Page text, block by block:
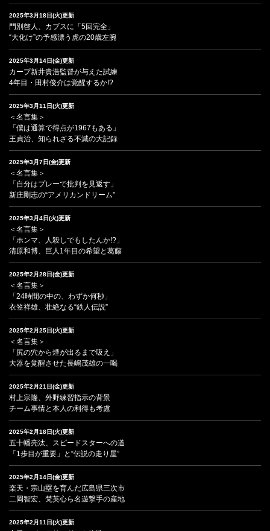
2025年3月18日(火)更新
門別啓人、カブスに「5回完全」
“大化け”の予感漂う虎の20歳左腕
2025年3月14日(金)更新
カープ新井貴浩監督が与えた試練
4年目・田村俊介は覚醒するか!?
2025年3月11日(火)更新
＜名言集＞
「僕は通算で得点が1967もある」
王貞治、知られざる不滅の大記録
2025年3月7日(金)更新
＜名言集＞
「自分はプレーで批判を見返す」
新庄剛志の“アメリカンドリーム”
2025年3月4日(火)更新
＜名言集＞
「ホンマ、人殺しでもしたんか!?」
清原和博、巨人1年目の希望と葛藤
2025年2月28日(金)更新
＜名言集＞
「24時間の中の、わずか何秒」
衣笠祥雄、壮絶なる“鉄人伝説”
2025年2月25日(火)更新
＜名言集＞
「尻の穴から煙が出るまで吸え」
大器を覚醒させた長嶋茂雄の一喝
2025年2月21日(金)更新
村上宗隆、外野練習指示の背景
チーム事情と本人の利得も考慮
2025年2月18日(火)更新
五十幡亮汰、スピードスターへの道
「1歩目が重要」と“伝説の走り屋”
2025年2月14日(金)更新
楽天・宗山塁を育んだ広島県三次市
二岡智宏、梵英心ら名遊撃手の産地
2025年2月11日(火)更新